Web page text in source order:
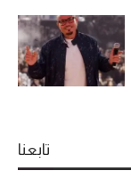
تابعنا